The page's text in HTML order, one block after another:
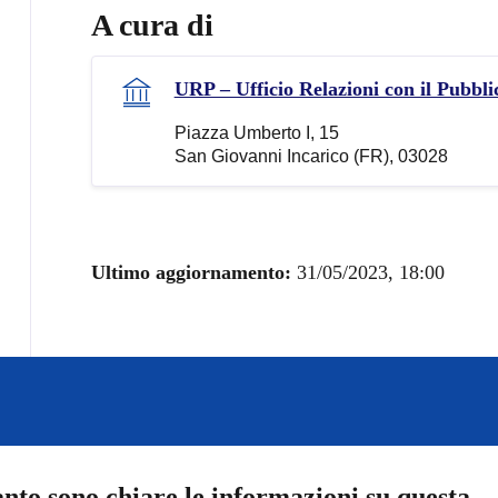
A cura di
URP – Ufficio Relazioni con il
Piazza Umberto I, 15
San Giovanni Incarico (FR), 03028
Ultimo aggiornamento: 31/05/2023, 18:00